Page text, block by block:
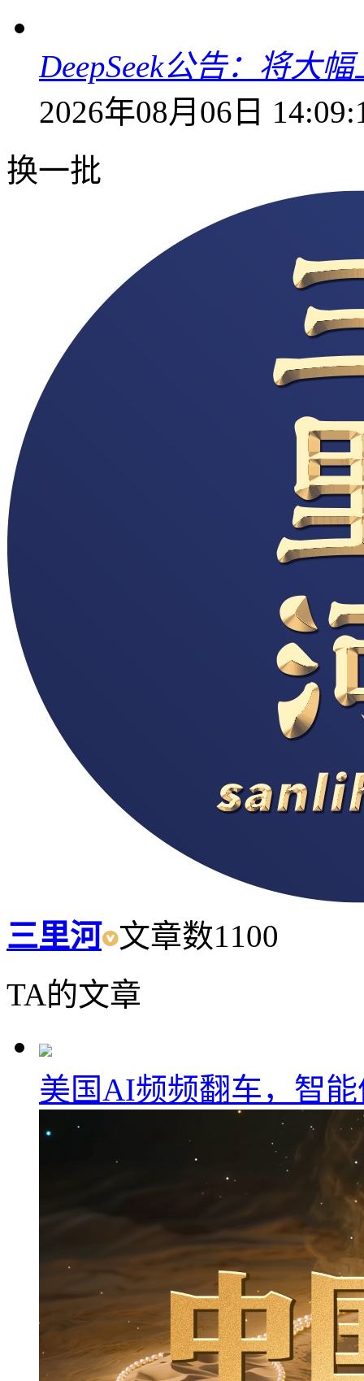
DeepSeek公告：将大
2026年08月06日
换一批
三里河 文章数1100
TA的文章
美国AI频频翻车，智